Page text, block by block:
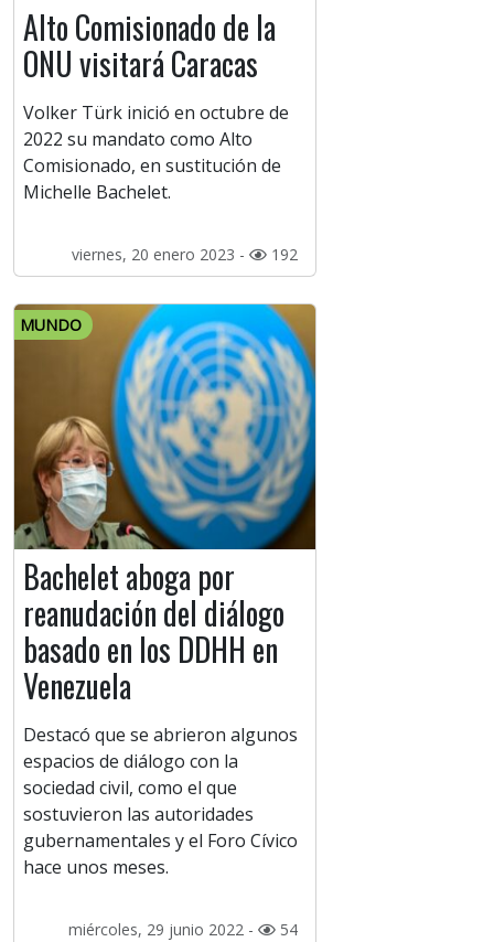
Alto Comisionado de la
ONU visitará Caracas
Volker Türk inició en octubre de
2022 su mandato como Alto
Comisionado, en sustitución de
Michelle Bachelet.
viernes, 20 enero 2023 - 192
MUNDO
Bachelet aboga por
reanudación del diálogo
basado en los DDHH en
Venezuela
Destacó que se abrieron algunos
espacios de diálogo con la
sociedad civil, como el que
sostuvieron las autoridades
gubernamentales y el Foro Cívico
hace unos meses.
miércoles, 29 junio 2022 - 54